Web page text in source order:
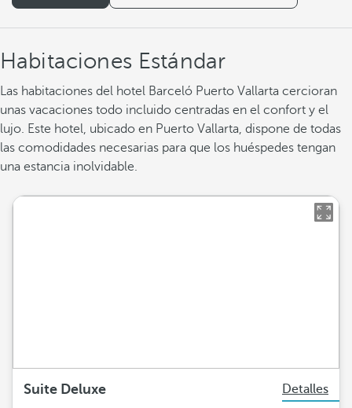
Habitaciones Estándar
Las habitaciones del hotel Barceló Puerto Vallarta cercioran
unas vacaciones todo incluido centradas en el confort y el
lujo. Este hotel, ubicado en Puerto Vallarta, dispone de todas
las comodidades necesarias para que los huéspedes tengan
una estancia inolvidable.
Suite Deluxe
Detalles